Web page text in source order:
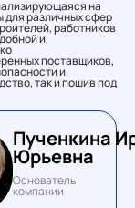
на
для различных сфер
работников
и
поставщиков,
и
так и пошив под
Пученкина
Юрьевна
Основатель
компании